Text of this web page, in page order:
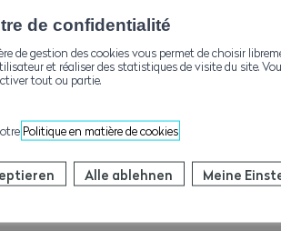
de confidentialité
de gestion des cookies vous permet de choisir
et réaliser des statistiques de visite du site.
tout ou partie.
Politique en matière de cookies
Alle ablehnen Meine